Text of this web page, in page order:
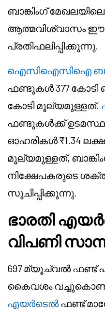
ബാങ്കിംഗ്
ആത്മവിശ്വാസം
പ്രതിഫലിപ്പിക്കുന്നു.
ഐസിഐസിഐ
ഫണ്ടുകൾ 377 കോടി
കോടി മൂല്യമുള്ളത്.
ഫണ്ടുകൾക്ക്
ഓഹരികൾ ₹1.34
മൂല്യമുള്ളത്,
നിക്ഷേപകരുടെ
സൂചിപ്പിക്കുന്നു.
ഭാരതി
വിപണി
697 മ്യൂച്വൽ ഫണ്ട്
കൈവശം
എയർടെൽഫണ്ട്